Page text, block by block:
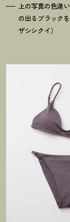
上の写真の色違
の出るブラック
ザシシクイ）